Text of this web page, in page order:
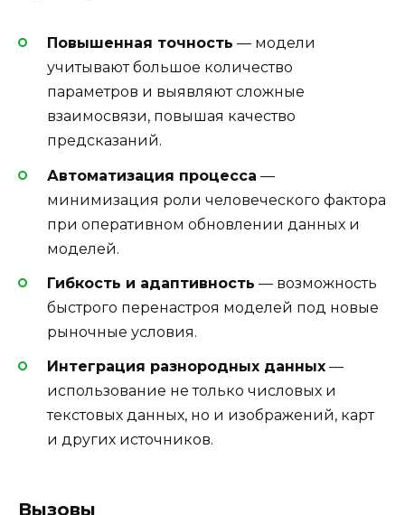
Повышенная точность — модели
учитывают большое количество
параметров и выявляют сложные
взаимосвязи, повышая качество
предсказаний.
Автоматизация процесса —
минимизация роли человеческого фактора
при оперативном обновлении данных и
моделей.
Гибкость и адаптивность — возможность
быстрого перенастроя моделей под новые
рыночные условия.
Интеграция разнородных данных —
использование не только числовых и
текстовых данных, но и изображений, карт
и других источников.
Вызовы